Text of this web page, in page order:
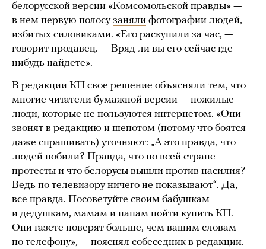
белорусской версии «Комсомольской правды» —
в нем первую полосузаняли фотографии людей,
избитых силовиками. «Его раскупили за час, —
говорит продавец. — Вряд ли вы его сейчас где-
нибудь найдете».
В редакции КП свое решение объясняли тем, что
многие читатели бумажной версии — пожилые
люди, которые не пользуются интернетом. «Они
звонят в редакцию и шепотом (потому что боятся
даже спрашивать) уточняют: „А это правда, что
людей побили? Правда, что по всей стране
протесты и что белорусы вышли против насилия?
Ведь по телевизору ничего не показывают“. Да,
все правда. Посоветуйте своим бабушкам
и дедушкам, мамам и папам пойти купить КП.
Они газете поверят больше, чем вашим словам
по телефону», — пояснял собеседник в редакции.